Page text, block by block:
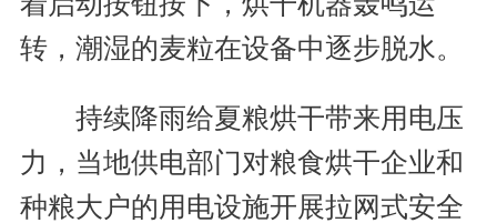
转，潮湿的麦粒在设备中逐步脱水。
持续降雨给夏粮烘干带来用电压
力，当地供电部门对粮食烘干企业和
种粮大户的用电设施开展拉网式安全